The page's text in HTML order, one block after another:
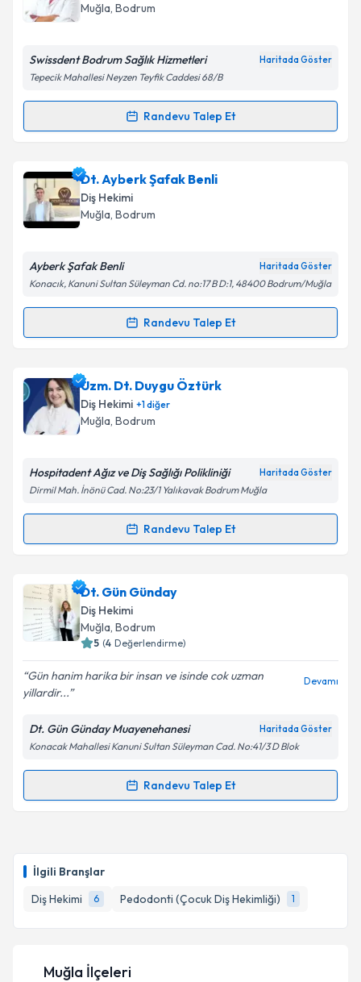
İlgili Branşlar
Diş Hekimi
6 Pedodonti (Çocuk Diş Hekimliği) 1
Muğla, Bodrum
Swissdent Bodrum Sağlık Hizmetleri Haritada Göster
Tepecik Mahallesi Neyzen Teyfik Caddesi 68/B
Randevu Talep Et
Randevu Takvimi Talebi
Dt. Şekip Çakmakçıiçin randevu takvimi talebi
oluşturun. Size bu uzmandan randevu almanız için bir
takvim hazırlandığında e-posta ile bilgilendireceğiz.
Kişisel verilerimin işlenmesine ilişkin
Metni'ni okudum ve kişisel verilerimin belirtilen
Takvim Talebini Gönder
Dt. Ayberk Şafak Benli
Diş Hekimi
Muğla, Bodrum
Ayberk Şafak Benli Haritada Göster
Konacık, Kanuni Sultan Süleyman Cd. no:17 B D:1, 48400 Bodrum/Muğla
Randevu Talep Et
Randevu Takvimi Talebi
Dt. Ayberk Şafak Benliiçin randevu takvimi talebi
oluşturun. Size bu uzmandan randevu almanız için bir
takvim hazırlandığında e-posta ile bilgilendireceğiz.
Kişisel verilerimin işlenmesine ilişkin
Metni'ni okudum ve kişisel verilerimin belirtilen
Takvim Talebini Gönder
Uzm. Dt. Duygu Öztürk
Diş Hekimi +1diğer
Muğla, Bodrum
Hospitadent Ağız ve Diş Sağlığı Polikliniği Haritada Göster
Dirmil Mah. İnönü Cad. No:23/1 Yalıkavak Bodrum Muğla
Randevu Talep Et
Randevu Takvimi Talebi
Uzm. Dt. Duygu Öztürk
oluşturun. Size bu uzmandan randevu almanız için bir
takvim hazırlandığında e-posta ile bilgilendireceğiz.
Kişisel verilerimin işlenmesine ilişkin
Aydınlatma
Metni'ni okudum ve kişisel verilerimin belirtilen
kapsamda işlenmesini kabul ediyorum.
Dt. Gün Günday
Diş Hekimi
Muğla, Bodrum
5 (4 Değerlendirme)
Gün hanim harika bir insan ve isinde cok uzman
yillardir...
Devamı
Dt. Gün Günday Muayenehanesi Haritada Göster
Konacak Mahallesi Kanuni Sultan Süleyman Cad. No:41/3 D Blok
Randevu Talep Et
Randevu Takvimi Talebi
hazırlandığında e-posta ile bilgilendireceğiz.
E-posta Adresiniz
Muğla İlçeleri